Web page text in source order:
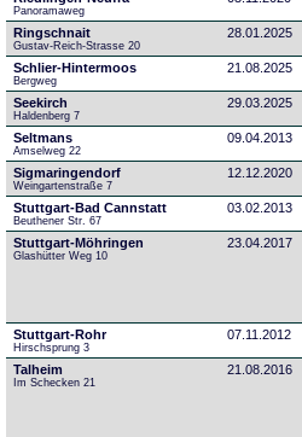
Panoramaweg
Ringschnait
Gustav-Reich-Strasse 20
28.01.2025
Schlier-Hintermoos
Bergweg
21.08.2025
Seekirch
Haldenberg 7
29.03.2025
Seltmans
Amselweg 22
09.04.2013
Sigmaringendorf
Weingartenstraße 7
12.12.2020
Stuttgart-Bad Cannstatt
Beuthener Str. 67
03.02.2013
Stuttgart-Möhringen
Glashütter Weg 10
23.04.2017
Stuttgart-Rohr
Hirschsprung 3
07.11.2012
Talheim
Im Schecken 21
21.08.2016